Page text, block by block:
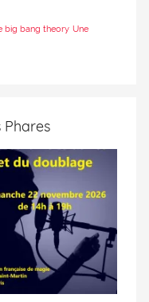
big bang theory Une
Phares